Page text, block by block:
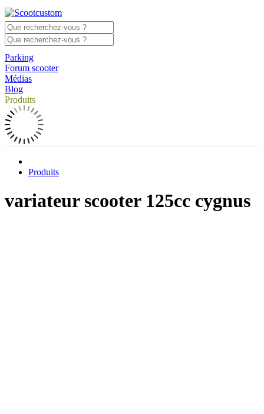
Parking
Forum scooter
Médias
Blog
Produits
Produits
variateur scooter 125cc cygnus